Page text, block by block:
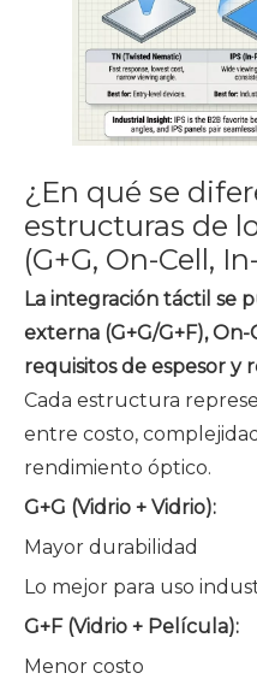
¿En qué se
estructuras de
(G+G, On-Cell,
La integración táctil se
externa (G+G/G+F),
requisitos de espesor y
Cada estructura
entre costo,
rendimiento óptico.
G+G (Vidrio + Vidrio):
Mayor durabilidad
Lo mejor para uso
G+F (Vidrio + Película):
Menor costo